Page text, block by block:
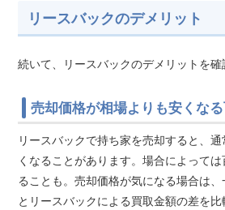
リースバックのデメリット
続いて、リースバックのデメリットを確
売却価格が相場よりも安くな
リースバックで持ち家を売却すると、
くなることがあります。場合によって
ることも。売却価格が気になる場合は
とリースバックによる買取金額の差を